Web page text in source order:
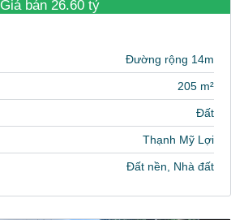
Giá bán 26.60 tỷ
Đường rộng 14m
205 m²
Đất
Thạnh Mỹ Lợi
Đất nền, Nhà đất